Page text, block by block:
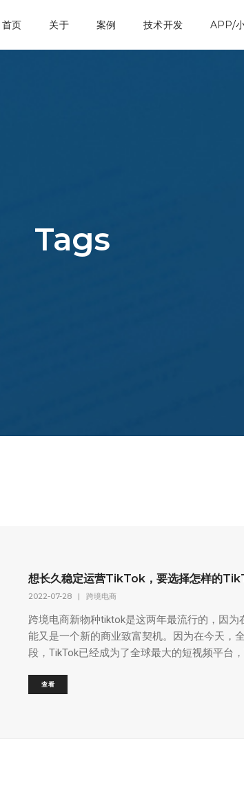
首页 关于 案例 技术开发 APP/
Tags
想长久稳定运营TikTok，要选择怎样的
2022-07-28 | 跨境电商
跨境电商新物种tiktok是这两年最流行的，因为
能又是一个新的商业致富契机。因为在今天，
段，TikTok已经成为了全球最大的短视频平台
查看